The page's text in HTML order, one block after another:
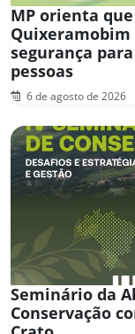
MP orienta
segurança
pessoas
6 de agosto de 2026
Seminário da
Conservação